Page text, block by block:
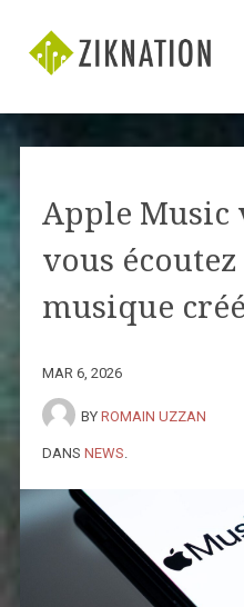
Apple Music
vous
musique
MAR 6, 2026
BY ROMAIN UZZAN
DANS NEWS